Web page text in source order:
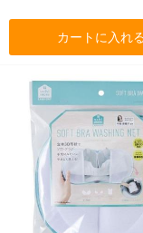
カートに入れ